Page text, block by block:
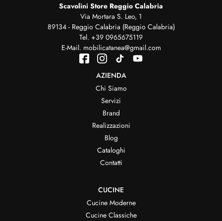
Scavolini Store Reggio Calabria
Via Mortara S. Leo, 1
89134 - Reggio Calabria (Reggio Calabria)
Tel. +39 0965675119
E-Mail. mobilicatanea@gmail.com
AZIENDA
Chi Siamo
Servizi
Brand
Realizzazioni
Blog
Cataloghi
Contatti
CUCINE
Cucine Moderne
Cucine Classiche